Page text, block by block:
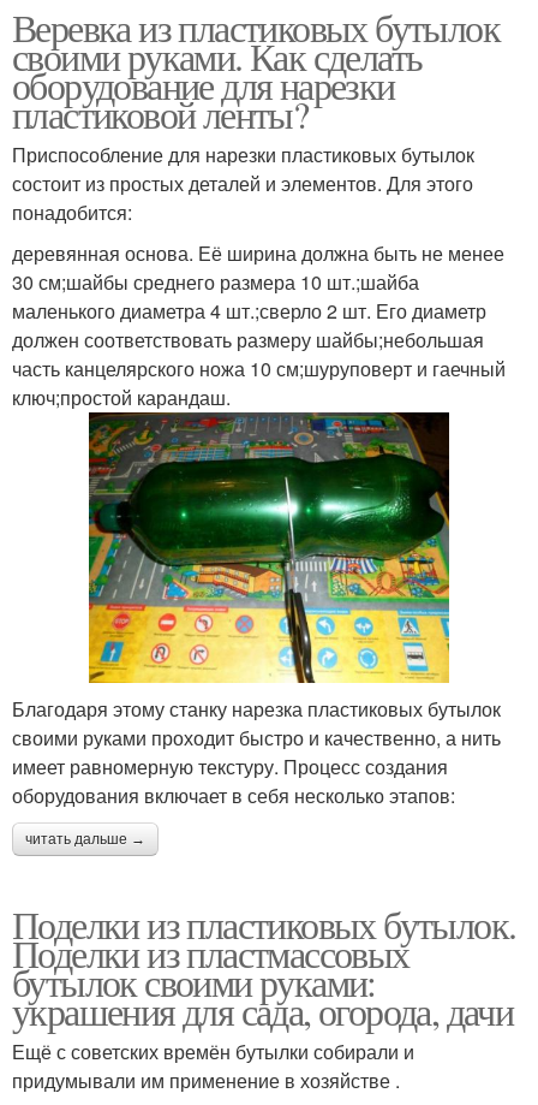
Веревка из пластиковых бутылок
своими руками. Как сделать
оборудование для нарезки
пластиковой ленты?
Приспособление для нарезки пластиковых бутылок
состоит из простых деталей и элементов. Для этого
понадобится:
деревянная основа. Её ширина должна быть не менее
30 см;шайбы среднего размера 10 шт.;шайба
маленького диаметра 4 шт.;сверло 2 шт. Его диаметр
должен соответствовать размеру шайбы;небольшая
часть канцелярского ножа 10 см;шуруповерт и гаечный
ключ;простой карандаш.
Благодаря этому станку нарезка пластиковых бутылок
своими руками проходит быстро и качественно, а нить
имеет равномерную текстуру. Процесс создания
оборудования включает в себя несколько этапов:
читать дальше →
Поделки из пластиковых бутылок.
Поделки из пластмассовых
бутылок своими руками:
украшения для сада, огорода, дачи
Ещё с советских времён бутылки собирали и
придумывали им применение в хозяйстве .